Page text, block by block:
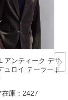
アンティーク デザ
ュロイ テーラード
庫： 2427